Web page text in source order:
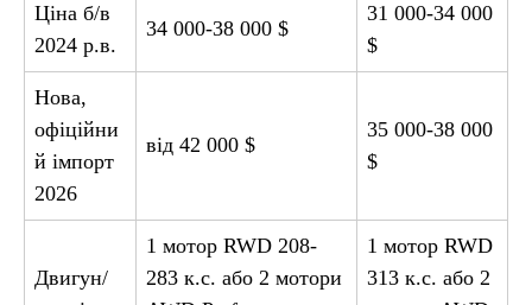
Ціна б/в
2024 р.в.
34 000-38 000 $
31 000-34 000
$
Нова,
офіційни
й імпорт
2026
від 42 000 $
35 000-38 000
$
Двигун/
1 мотор RWD 208-
283 к.с. або 2 мотори
1 мотор RWD
313 к.с. або 2